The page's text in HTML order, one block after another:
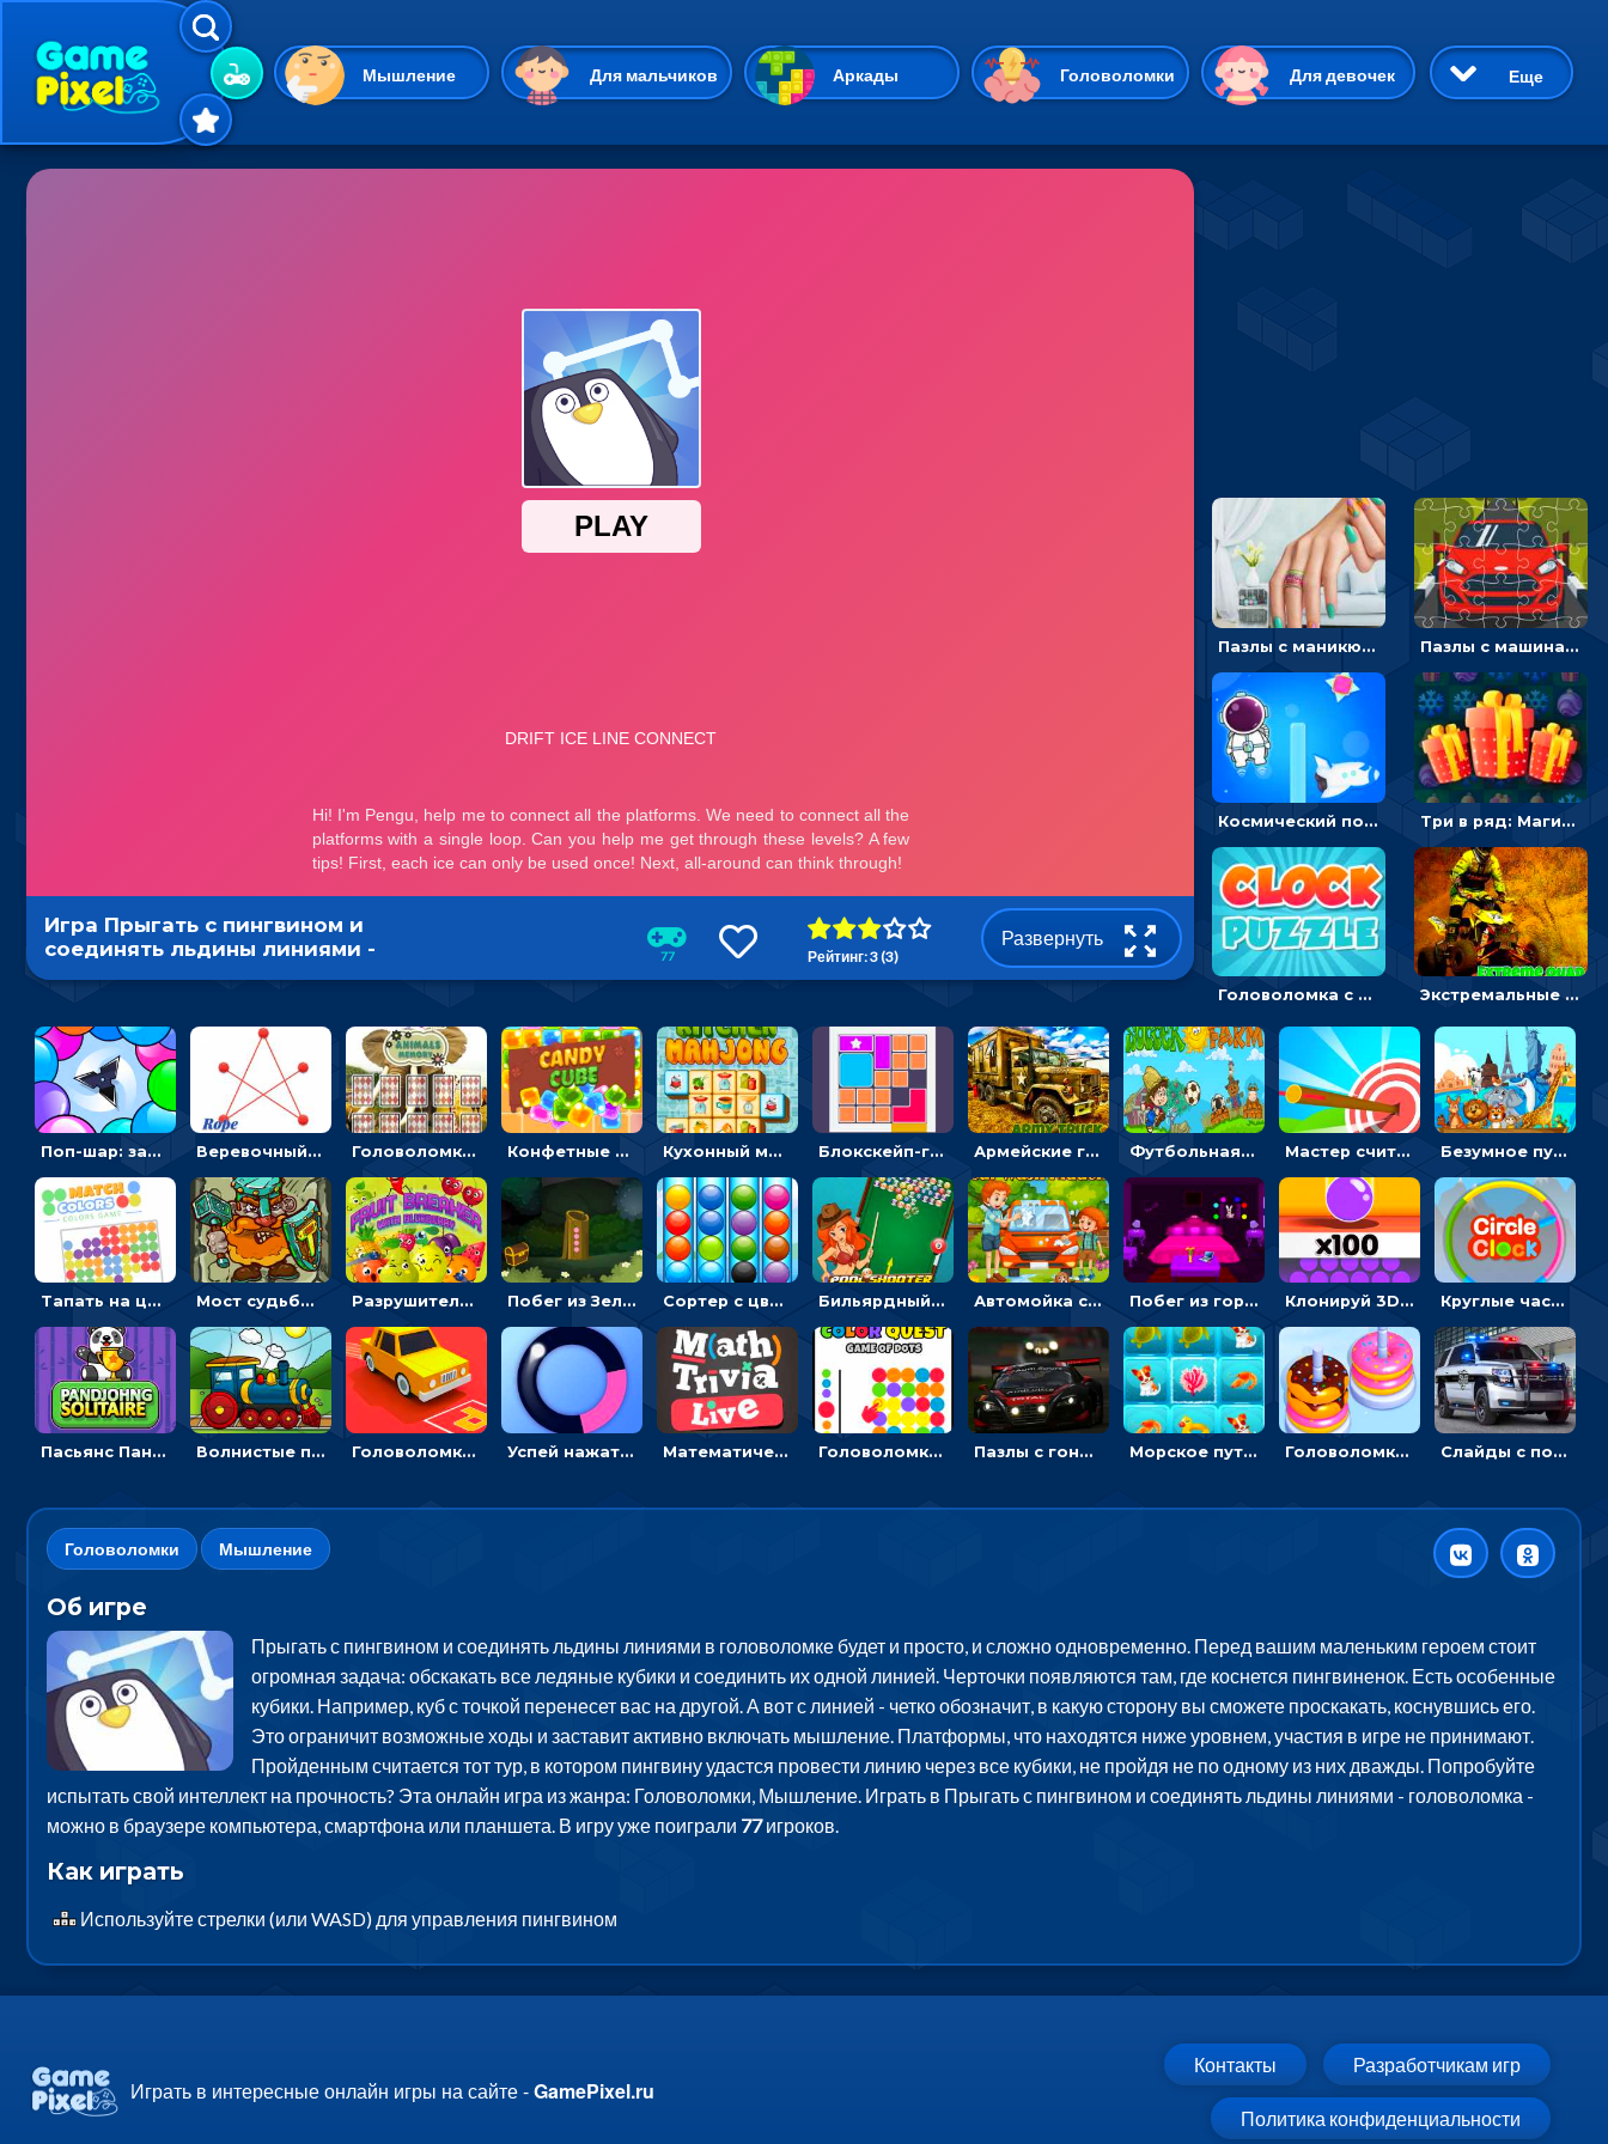
Мышление Для мальчиков Аркады Головоломки Для девочек
Гиперказуальные Казуальные Веселые 3D Приключения
Симуляторы
Пасьянс
Еще
Пазлы с маникюром: собери идеальный рисунок для ногтей Пазлы с машинами Форд: собирать картинки и открывать новые
Космический побег: двигать космонавта, чтобы попасть к кораблю Три в ряд: Магические рождественские драгоценности
Головоломка с часами для детей: читать время по циферблату Экстремальные пазлы с квадроциклами: собирать крутые тачки
Игра Прыгать с пингвином и
соединять льдины линиями -
головоломка
77 Рейтинг: 3 (3)
Развернуть
Поп-шар: запускать колючку, чтобы лопать воздушные шарики Веревочный мастер: двигай узелки и развязывай их Головоломка с животными: переворачивать карточки, чтобы находить пару Конфетные кубики: двигать сладости в сторону, чтобы стрелять по целям Кухонный маджонг: соединять пары посуды и расчищать поле Блокскейп-головоломка: двигать блоки, чтобы достать элемент со звездой Армейские грузовики в пазлах: собери военную машину Футбольная ферма: бей по мячу, чтобы забивать в ворота и ловить звезды Мастер считать стрелы: увеличивать запас, чтобы поразить больше целей Безумное путешествие друзей по миру: собирать пазлы из фото с животными
Тапать на цветные точки, чтобы взрывать одинаковые - три в ряд Мост судьбы: прыгать по платформам и бить молотом орков Разрушитель фруктов: стрелять ягодами по ананасам Побег из Зеленого парка: решай ребусы, чтобы выбраться на свободу Сортер с цветными шариками: размещать в колбах по цвету Бильярдный пул: стрелять шариками, чтобы взрывать одинаковые Автомойка со скрытыми звездами: ищи на время Побег из горной деревни: решай головоломки, чтобы открыть ворота Клонируй 3D шарики и сливай их в воронку Круглые часы: ловить цветную стрелку в одинаковом участке циферблата
Пасьянс Панджонг: собирать карты по порядку, чтобы очистить поле Волнистые пазлы с транспортом: собирай картинку из частей Головоломка Парк-стоянка: рисовать линии, чтобы парковать машины Успей нажать: кликай, чтобы попасть в цветной сектор круга Математическая викторина мультиплеер: решать примеры на время Головоломка Цветной квест: тапай по цветным точкам и перекрашивай поле Пазлы с гоночными автомобилями: собери свой болид по частям Морское путешествие: двигай блоки, чтобы соединять одинаковые по три в ря Головоломка Сортер пончиков: двигать и соединять по цвету Слайды с полицейскими машинами: перемещать пазлы, чтобы собрать картинку
Головоломки Мышление
Об игре
Прыгать с пингвином и соединять льдины линиями в головоломке будет и просто, и сложно одновременно. Перед вашим маленьким героем стоит
огромная задача: обскакать все ледяные кубики и соединить их одной линией. Черточки появляются там, где коснется пингвиненок. Есть особенные
кубики. Например, куб с точкой перенесет вас на другой. А вот с линией - четко обозначит, в какую сторону вы сможете проскакать, коснувшись его.
Это ограничит возможные ходы и заставит активно включать мышление. Платформы, что находятся ниже уровнем, участия в игре не принимают.
Пройденным считается тот тур, в котором пингвину удастся провести линию через все кубики, не пройдя не по одному из них дважды. Попробуйте
испытать свой интеллект на прочность? Эта онлайн игра из жанра: Головоломки, Мышление. Играть в Прыгать с пингвином и соединять льдины линиями - головоломка -
можно в браузере компьютера, смартфона или планшета. В игру уже поиграли 77игроков.
Как играть
Используйте стрелки (или WASD) для управления пингвином
Играть в интересные онлайн игры на сайте -GamePixel.ru
Контакты Разработчикам игр
Политика конфиденциальности